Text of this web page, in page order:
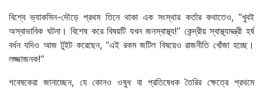
বিশ্বে ভ্যাকসিন-দৌড়ে প্রথম তিনে থাকা এক সংস্থার কর্তার কথাতেও, ‘‘খুবই
অস্বাভাবিক ঘটনা। বিশেষ করে বিষয়টি যখন জনস্বাস্থ্য!’’ কেন্দ্রীয় স্বাস্থ্যমন্ত্রী হর্ষ
বর্ধন যদিও আজ টুইট করেছেন, ‘‘এই রকম জটিল বিষয়েও রাজনীতি খোঁজা হচ্ছে।
লজ্জাজনক!’’
গবেষকেরা জানাচ্ছেন, যে কোনও ওষুধ বা প্রতিষেধক তৈরির ক্ষেত্রে প্রথমে